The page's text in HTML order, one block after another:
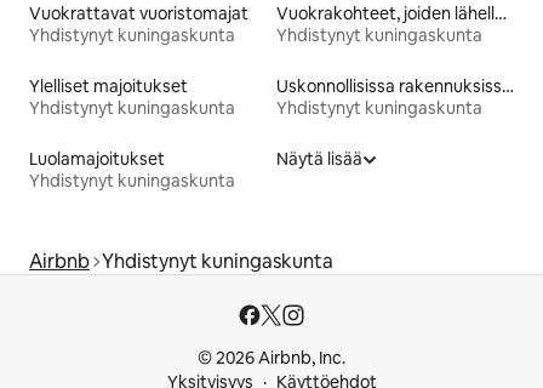
Vuokrattavat vuoristomajat
Yhdistynyt kuningaskunta
Vuokrakohteet, joiden lähellä on rinne tai latu
Yhdistynyt kuningaskunta
Ylelliset majoitukset
Yhdistynyt kuningaskunta
Uskonnollisissa rakennuksissa olevat majoitukset
Yhdistynyt kuningaskunta
Luolamajoitukset
Yhdistynyt kuningaskunta
Näytä lisää
Airbnb Yhdistynyt kuningaskunta
© 2026 Airbnb, Inc.
Yksityisyys
Käyttöehdot